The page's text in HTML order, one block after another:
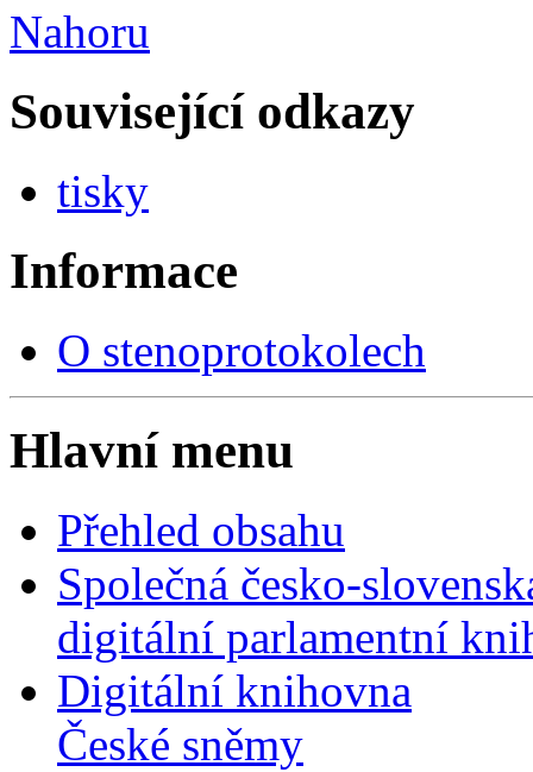
Nahoru
Související odkazy
tisky
Informace
O stenoprotokolech
Hlavní menu
Přehled obsahu
Společná česko-
digitální parlamentní
Digitální knihovna
České sněmy